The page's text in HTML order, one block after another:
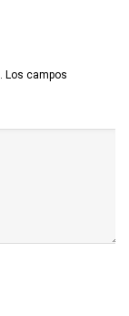
Los campos